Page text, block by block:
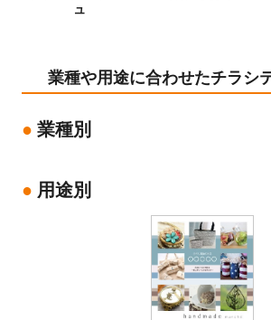
ュ
業種や用途に合わせたチラシ
業種別
用途別